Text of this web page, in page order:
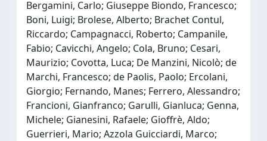
Bergamini, Carlo; Giuseppe Biondo, Francesco;
Boni, Luigi; Brolese, Alberto; Brachet Contul,
Riccardo; Campagnacci, Roberto; Campanile,
Fabio; Cavicchi, Angelo; Cola, Bruno; Cesari,
Maurizio; Covotta, Luca; De Manzini, Nicolò; de
Marchi, Francesco; de Paolis, Paolo; Ercolani,
Giorgio; Fernando, Manes; Ferrero, Alessandro;
Francioni, Gianfranco; Garulli, Gianluca; Genna,
Michele; Gianesini, Rafaele; Gioffrè, Aldo;
Guerrieri, Mario; Azzola Guicciardi, Marco;